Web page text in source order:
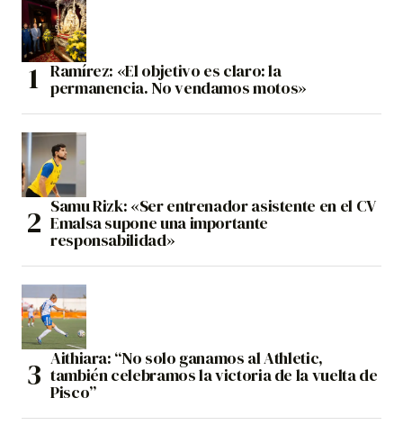
Ramírez: «El objetivo es claro: la
permanencia. No vendamos motos»
Samu Rizk: «Ser entrenador asistente en el CV
Emalsa supone una importante
responsabilidad»
Aithiara: “No solo ganamos al Athletic,
también celebramos la victoria de la vuelta de
Pisco”